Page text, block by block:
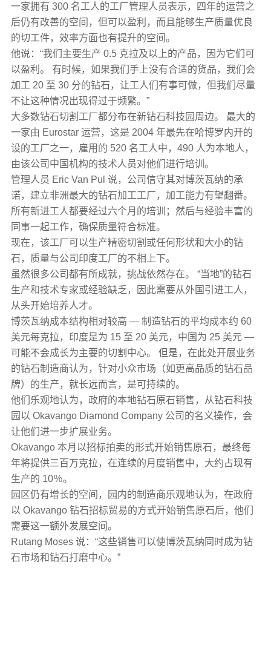
一家拥有 300 名工人的工厂管理人员表示，四年的运营之
后仍有改善的空间，但可以盈利，而且能够生产质量优良
的切工件，效率方面也有提升的空间。
他说：“我们主要生产 0.5 克拉及以上的产品，因为它们可
以盈利。 有时候，如果我们手上没有合适的货品，我们会
加工 20 至 30 分的钻石，让工人们有事可做，但我们尽量
不让这种情况出现得过于频繁。”
大多数钻石切割工厂都分布在新钻石科技园周边。 最大的
一家由 Eurostar 运营，这是 2004 年最先在哈博罗内开的
设的工厂之一，雇用的 520 名工人中，490 人为本地人，
由该公司中国机构的技术人员对他们进行培训。
管理人员 Eric Van Pul 说，公司信守其对博茨瓦纳的承
诺，建立非洲最大的钻石加工工厂，加工能力有望翻番。
所有新进工人都要经过六个月的培训；然后与经验丰富的
同事一起工作，确保质量符合标准。
现在，该工厂可以生产精密切割或任何形状和大小的钻
石，质量与公司印度工厂的不相上下。
虽然很多公司都有所成就，挑战依然存在。 “当地”的钻石
生产和技术专家或经验缺乏，因此需要从外国引进工人，
从头开始培养人才。
博茨瓦纳成本结构相对较高 — 制造钻石的平均成本约 60
美元每克拉，印度是为 15 至 20 美元，中国为 25 美元 —
可能不会成长为主要的切割中心。 但是，在此处开展业务
的钻石制造商认为，针对小众市场（如更高品质的钻石品
牌）的生产，就长远而言，是可持续的。
他们乐观地认为，政府的本地钻石原石销售，从钻石科技
园以 Okavango Diamond Company 公司的名义操作，会
让他们进一步扩展业务。
Okavango 本月以招标拍卖的形式开始销售原石，最终每
年将提供三百万克拉，在连续的月度销售中，大约占现有
生产的 10％。
园区仍有增长的空间，园内的制造商乐观地认为，在政府
以 Okavango 钻石招标贸易的方式开始销售原石后，他们
需要这一额外发展空间。
Rutang Moses 说：“这些销售可以使博茨瓦纳同时成为钻
石市场和钻石打磨中心。”